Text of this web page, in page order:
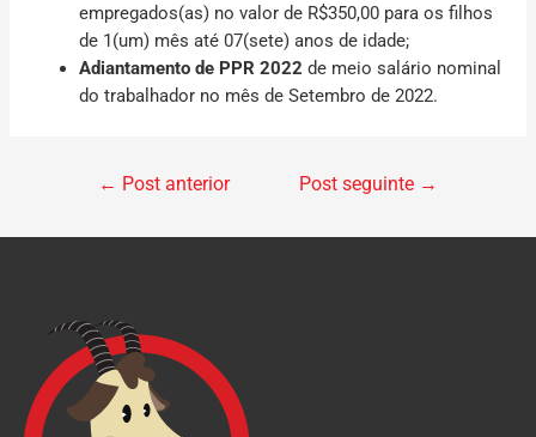
empregados(as) no valor de R$350,00 para os filhos
de 1(um) mês até 07(sete) anos de idade;
Adiantamento de PPR 2022 de meio salário nominal
do trabalhador no mês de Setembro de 2022.
← Post anterior Post seguinte →